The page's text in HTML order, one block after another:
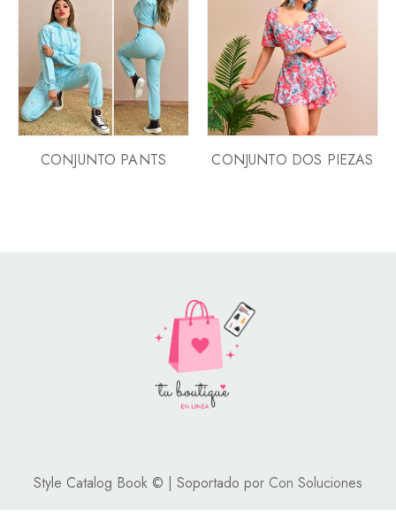
CONJUNTO PANTS CONJUNTO DOS PIEZAS
Style Catalog Book © | Soportado por Con Soluciones